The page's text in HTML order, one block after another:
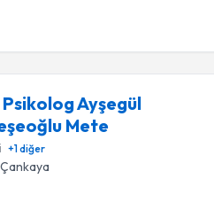
Ayşegül
Mete
+1diğer